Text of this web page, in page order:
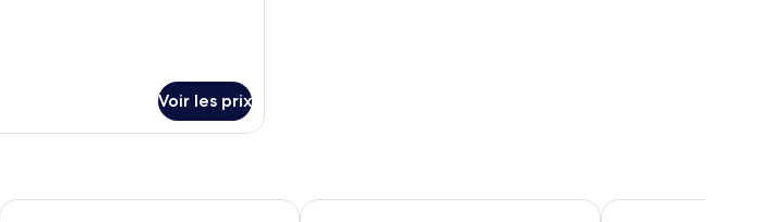
Voir les prix
Alaia Lodge La Prairie Hotel Helvetia